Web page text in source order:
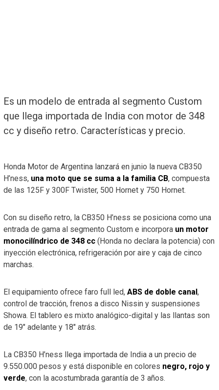
Es un modelo de entrada al segmento Custom
que llega importada de India con motor de 348
cc y diseño retro. Características y precio.
Honda Motor de Argentina lanzará en junio la nueva CB350
H’ness, una moto que se suma a la familia CB, compuesta
de las 125F y 300F Twister, 500 Hornet y 750 Hornet.
Con su diseño retro, la CB350 H’ness se posiciona como una
entrada de gama al segmento Custom e incorpora un motor
monocilíndrico de 348 cc(Honda no declara la potencia) con
inyección electrónica, refrigeración por aire y caja de cinco
marchas.
El equipamiento ofrece faro full led, ABS de doble canal ,
control de tracción, frenos a disco Nissin y suspensiones
Showa. El tablero es mixto analógico-digital y las llantas son
de 19″ adelante y 18″ atrás.
La CB350 H’ness llega importada de India a un precio de
9.550.000 pesos y está disponible en colores negro, rojo y
verde, con la acostumbrada garantía de 3 años.